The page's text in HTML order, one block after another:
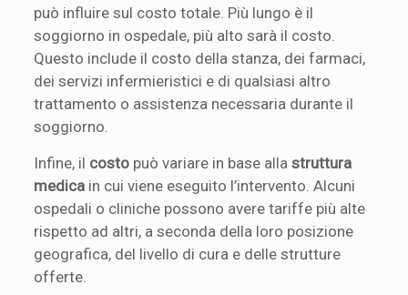
può influire sul costo totale. Più lungo è il
soggiorno in ospedale, più alto sarà il costo.
Questo include il costo della stanza, dei farmaci,
dei servizi infermieristici e di qualsiasi altro
trattamento o assistenza necessaria durante il
soggiorno.
Infine, il costo può variare in base allastruttura
medica in cui viene eseguito l’intervento. Alcuni
ospedali o cliniche possono avere tariffe più alte
rispetto ad altri, a seconda della loro posizione
geografica, del livello di cura e delle strutture
offerte.